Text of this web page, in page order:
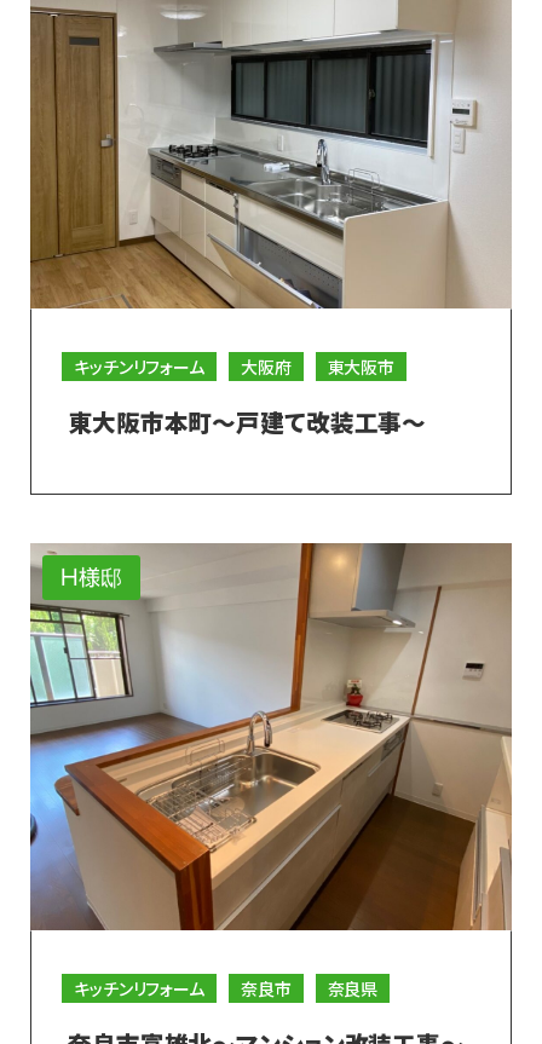
キッチンリフォーム 大阪府 東大阪市
東大阪市本町～戸建て改装工事～
H様邸
キッチンリフォーム 奈良市 奈良県